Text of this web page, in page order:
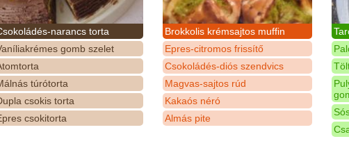
narancs torta
gomb szelet
túrótorta
csokis torta
csokitorta
Brokkolis krémsajtos muffin
Epres-citromos frissítő
Csokoládés-diós szendvics
Magvas-sajtos rúd
Kakaós néró
Almás pite